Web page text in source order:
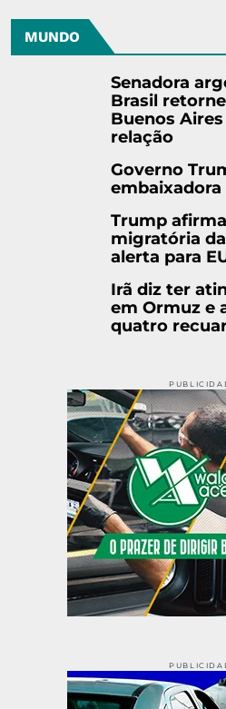
MUNDO
Senadora
Brasil
Buenos
relação
Governo
embaixadora
Trump
migratória
alerta para
Irã diz ter
em Ormuz e
quatro